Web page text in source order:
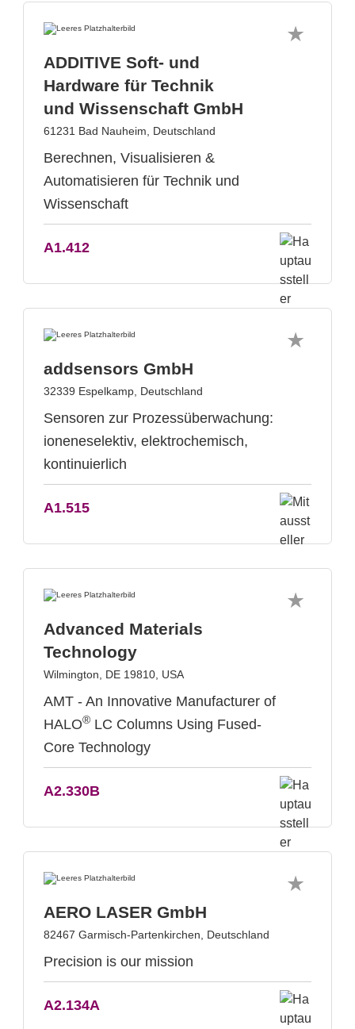
ADDITIVE Soft- und
Hardware für Technik
und Wissenschaft GmbH
61231 Bad Nauheim, Deutschland
Berechnen, Visualisieren &
Automatisieren für Technik und
Wissenschaft
A1.412
addsensors GmbH
32339 Espelkamp, Deutschland
Sensoren zur Prozessüberwachung:
ioneneselektiv, elektrochemisch,
kontinuierlich
A1.515
Advanced Materials
Technology
Wilmington, DE 19810, USA
AMT - An Innovative Manufacturer of
HALO® LC Columns Using Fused-
Core Technology
A2.330B
AERO LASER GmbH
82467 Garmisch-Partenkirchen, Deutschland
Precision is our mission
A2.134A